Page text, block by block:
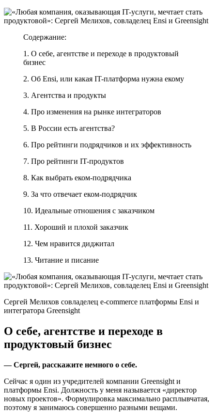
Содержание:
1. О себе, агентстве и переходе в продуктовый
бизнес
2. Об Ensi, или какая IT-платформа нужна екому
3. Агентства и продукты
4. Про изменения на рынке интеграторов
5. В России есть агентства?
6. Про рейтинги подрядчиков и их эффективность
7. Про рейтинги IT-продуктов
8. Как выбрать еком-подрядчика
9. За что отвечает еком-подрядчик
10. Идеальные отношения с заказчиком
11. Хороший и плохой заказчик
12. Чем нравится диджитал
13. Читание и писание
Сергей Мелихов совладелец e-commerce платформы Ensi и
интегратора Greensight
О себе, агентстве и переходе в
продуктовый бизнес
— Сергей, расскажите немного о себе.
Сейчас я один из учредителей компании Greensight и
платформы Ensi. Должность у меня называется «директор
новых проектов». Формулировка максимально расплывчатая,
поэтому я занимаюсь совершенно разными вещами.